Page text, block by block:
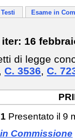
Testi Esame in
iter: 16
di legge
C. 3536 C.
Presentato il 9
Commissione